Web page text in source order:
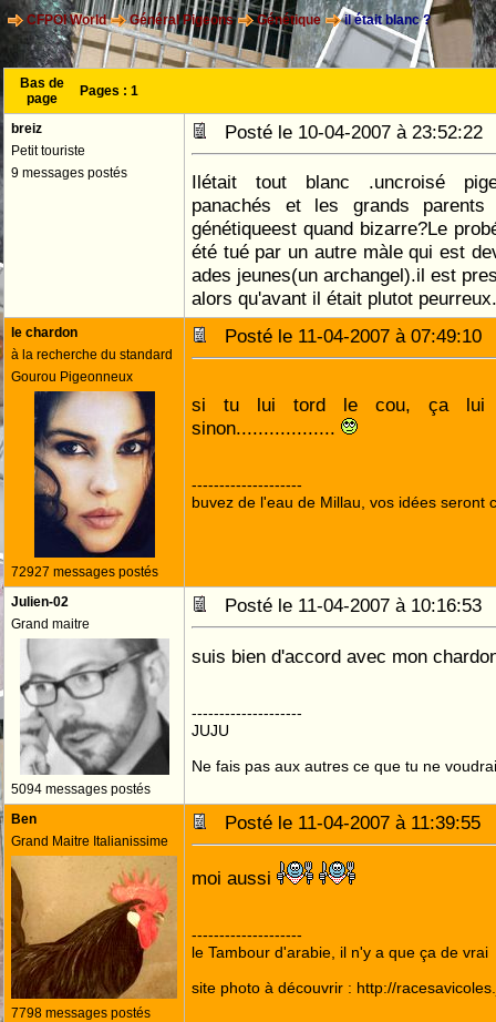
CFPOI World Général Pigeons Génétique il était blanc ?
Bas de
page
Pages : 1
breiz
Petit touriste
9 messages postés
Posté le 10-04-2007 à
Ilétait tout blanc .uncroisé
panachés et les grands parents
génétiqueest quand bizarre?Le
été tué par un autre màle qui est
ades jeunes(un archangel).il est
alors qu'avant il était plutot
le chardon
à la recherche du standard
Gourou Pigeonneux
72927 messages postés
Posté le 11-04-2007 à
si tu lui tord le cou, ça lui
sinon..................
--------------------
buvez de l'eau de Millau, vos idées seront
Julien-02
Grand maitre
5094 messages postés
Posté le 11-04-2007 à
suis bien d'accord avec mon
--------------------
JUJU
Ne fais pas aux autres ce que tu ne
Ben
Grand Maitre Italianissime
7798 messages postés
Posté le 11-04-2007 à 11:39:55
moi aussi
--------------------
le Tambour d'arabie, il n'y a que ça de vrai
site photo à découvrir : http://